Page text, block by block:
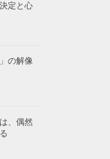
定と心
の解像
、偶然